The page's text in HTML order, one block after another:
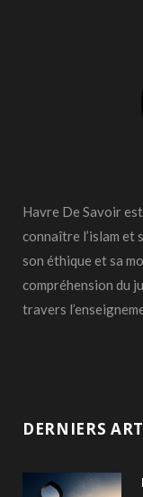
Havre De Savoir
connaître l’islam et
son éthique et sa
compréhension du
travers
DERNIERS